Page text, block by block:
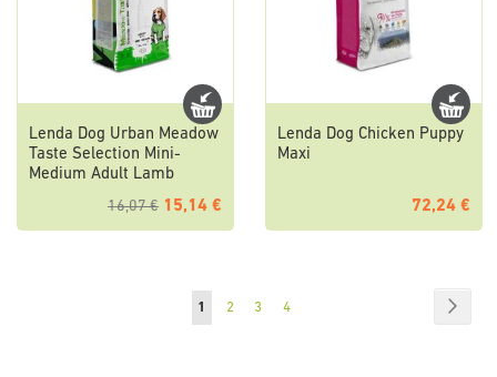
Lenda Dog Urban Meadow
Taste Selection Mini-
Medium Adult Lamb
16,07 € 15,14 €
Lenda Dog Chicken Puppy
Maxi
72,24 €
Pagina
Attualmente
1 Pagina
2 Pagina
3 Pagina
4